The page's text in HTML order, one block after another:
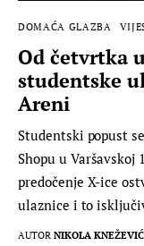
DOMAĆA GLAZBA
Od četvrtka
studentske
Areni
Studentski popust
Shopu u Varšavskoj
predočenje X-ice
ulaznice i to
AUTOR NIKOLA KNEŽEVIĆ